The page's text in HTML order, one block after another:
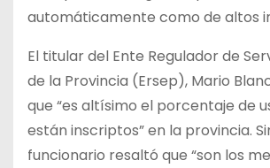
automáticamente como de altos
El titular del Ente Regulador de
de la Provincia (Ersep), Mario
que “es altísimo el porcentaje de
están inscriptos” en la provincia.
funcionario resaltó que “son los